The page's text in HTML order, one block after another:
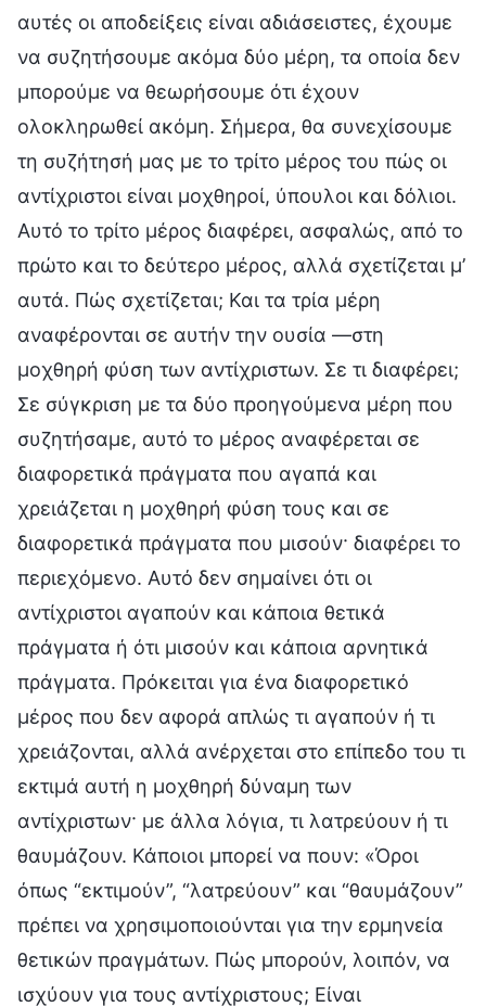
αυτές οι αποδείξεις είναι αδιάσειστες, έχουμε
να συζητήσουμε ακόμα δύο μέρη, τα οποία δεν
μπορούμε να θεωρήσουμε ότι έχουν
ολοκληρωθεί ακόμη. Σήμερα, θα συνεχίσουμε
τη συζήτησή μας με το τρίτο μέρος του πώς οι
αντίχριστοι είναι μοχθηροί, ύπουλοι και δόλιοι.
Αυτό το τρίτο μέρος διαφέρει, ασφαλώς, από το
πρώτο και το δεύτερο μέρος, αλλά σχετίζεται μ’
αυτά. Πώς σχετίζεται; Και τα τρία μέρη
αναφέρονται σε αυτήν την ουσία —στη
μοχθηρή φύση των αντίχριστων. Σε τι διαφέρει;
Σε σύγκριση με τα δύο προηγούμενα μέρη που
συζητήσαμε, αυτό το μέρος αναφέρεται σε
διαφορετικά πράγματα που αγαπά και
χρειάζεται η μοχθηρή φύση τους και σε
διαφορετικά πράγματα που μισούν· διαφέρει το
περιεχόμενο. Αυτό δεν σημαίνει ότι οι
αντίχριστοι αγαπούν και κάποια θετικά
πράγματα ή ότι μισούν και κάποια αρνητικά
πράγματα. Πρόκειται για ένα διαφορετικό
μέρος που δεν αφορά απλώς τι αγαπούν ή τι
χρειάζονται, αλλά ανέρχεται στο επίπεδο του τι
εκτιμά αυτή η μοχθηρή δύναμη των
αντίχριστων· με άλλα λόγια, τι λατρεύουν ή τι
θαυμάζουν. Κάποιοι μπορεί να πουν: «Όροι
όπως “εκτιμούν”, “λατρεύουν” και “θαυμάζουν”
πρέπει να χρησιμοποιούνται για την ερμηνεία
θετικών πραγμάτων. Πώς μπορούν, λοιπόν, να
ισχύουν για τους αντίχριστους; Είναι